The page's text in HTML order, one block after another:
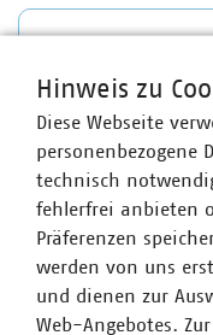
Ansprechpartner
Hinweis zu
Diese Webseite
personenbezogene
technisch
fehlerfrei anbieten
Präferenzen
werden von uns
und dienen zur
Web-Angebotes.